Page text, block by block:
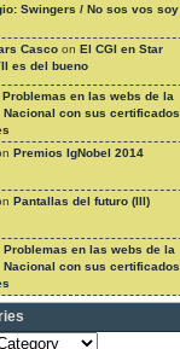
Swingers / No sos vos soy
Casco on El CGI en Star
es del bueno
Problemas en las webs de la
Nacional con sus certificados
Premios IgNobel 2014
Pantallas del futuro (III)
Problemas en las webs de la
Nacional con sus certificados